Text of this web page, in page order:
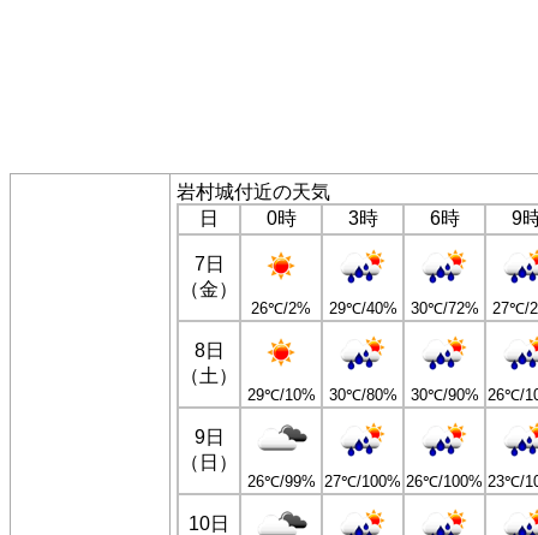
岩村城付近の天気
日
0時 3時 6時 9
7日
（金）
26℃/2% 29℃/40% 30℃/72% 27℃/
8日
（土）
29℃/10% 30℃/80% 30℃/90% 26℃/
9日
（日）
26℃/99% 27℃/100% 26℃/100% 23℃/
10日